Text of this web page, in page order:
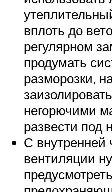
вплоть до
регулярном
продумать
разморозки,
негорючими
развести под
С внутренней
вентиляции